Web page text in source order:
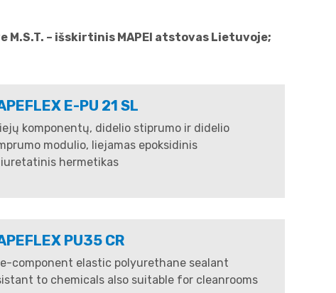
M.S.T. – išskirtinis MAPEI atstovas Lietuvoje;
E-PU 21 SL
komponentų, didelio stiprumo ir didelio
modulio, liejamas epoksidinis
hermetikas
PU35 CR
component elastic polyurethane sealant
to chemicals also suitable for cleanrooms